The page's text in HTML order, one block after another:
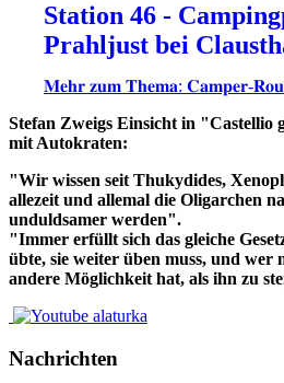
Station 46 -
Prahljust bei
𝐌𝐞𝐡𝐫 𝐳𝐮𝐦 𝐓𝐡𝐞𝐦𝐚: 𝐂𝐚𝐦𝐩𝐞𝐫-
Stefan Zweigs Einsicht in "Castellio
mit Autokraten:
"Wir wissen seit Thukydides,
allezeit und allemal die Oligarchen
unduldsamer werden".
"Immer erfüllt sich das gleiche
übte, sie weiter üben muss, und wer
andere Möglichkeit hat, als ihn zu
Nachrichten